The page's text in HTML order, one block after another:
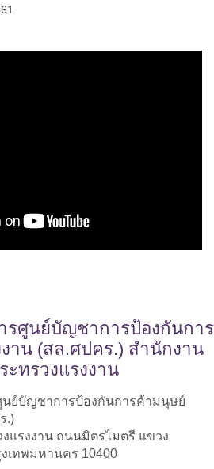
รศูนย์บัญชาการป้องกันการ
าน (สล.ศปคร.) สำนักงาน
ะทรวงแรงงาน
นย์บัญชาการป้องกันการค้ามนุษย์
.)
แรงงาน ถนนมิตรไมตรี แขวง
เทพมหานคร 10400